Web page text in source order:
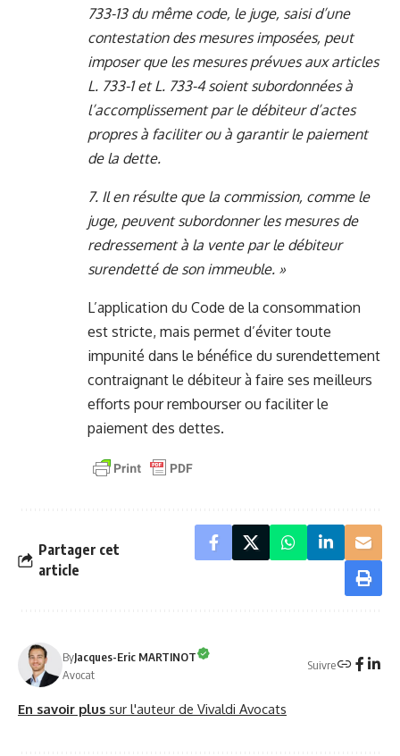
733-13 du même code, le juge, saisi d’une
contestation des mesures imposées, peut
imposer que les mesures prévues aux articles
L. 733-1 et L. 733-4 soient subordonnées à
l’accomplissement par le débiteur d’actes
propres à faciliter ou à garantir le paiement
de la dette.
7. Il en résulte que la commission, comme le
juge, peuvent subordonner les mesures de
redressement à la vente par le débiteur
surendetté de son immeuble. »
L’application du Code de la consommation
est stricte, mais permet d’éviter toute
impunité dans le bénéfice du surendettement
contraignant le débiteur à faire ses meilleurs
efforts pour rembourser ou faciliter le
paiement des dettes.
Partager cet
article
ByJacques-Eric MARTINOT
Avocat
Suivre
En savoir plus sur l'auteur de Vivaldi Avocats